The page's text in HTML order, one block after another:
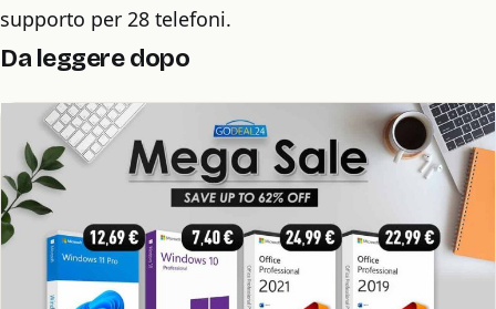
supporto per 28 telefoni.
Da leggere dopo